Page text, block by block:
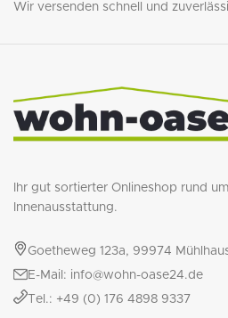
Wir versenden schnell und
Ihr gut sortierter Onlineshop rund
Innenausstattung.
Goetheweg 123a, 99974
E-Mail: info@wohn-oase24.de
Tel.: +49 (0) 176 4898 9337